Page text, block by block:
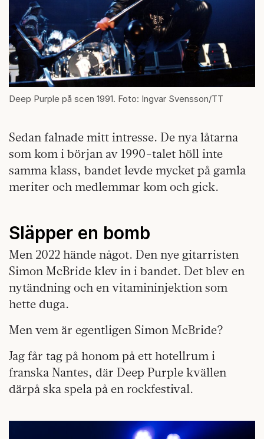
Deep Purple på scen 1991. Foto: Ingvar Svensson/TT
Sedan falnade mitt intresse. De nya låtarna
som kom i början av 1990-talet höll inte
samma klass, bandet levde mycket på gamla
meriter och medlemmar kom och gick.
Släpper en bomb
Men 2022 hände något. Den nye gitarristen
Simon McBride klev in i bandet. Det blev en
nytändning och en vitamininjektion som
hette duga.
Men vem är egentligen Simon McBride?
Jag får tag på honom på ett hotellrum i
franska Nantes, där Deep Purple kvällen
därpå ska spela på en rockfestival.